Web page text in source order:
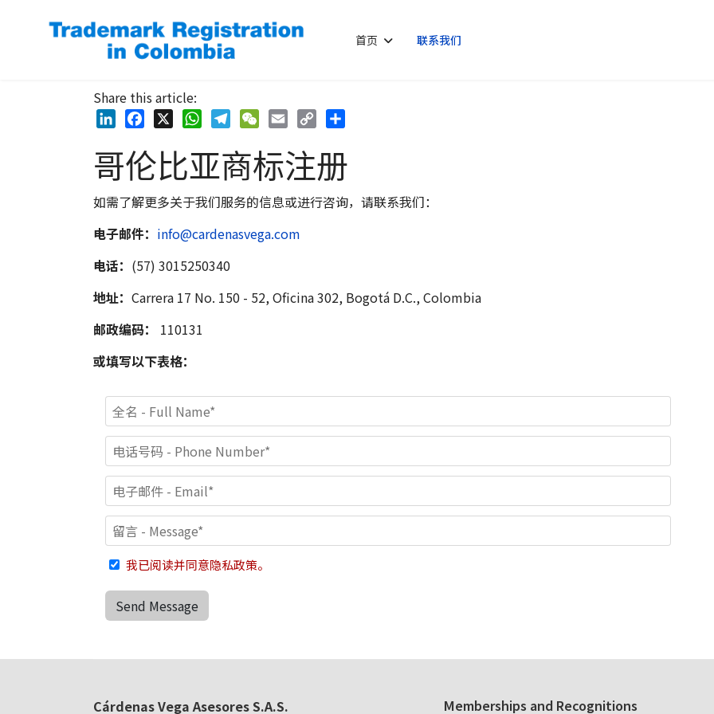
首页 联系我们
Share this article:
Link
哥伦比亚商标注册
如需了解更多关于我们服务的信息或进行咨询，请联系我们：
电子邮件： info@cardenasvega.com
电话： (57) 3015250340
地址： Carrera 17 No. 150 - 52, Oficina 302, Bogotá D.C., Colombia
邮政编码：
110131
或填写以下表格：
我已阅读并同意隐私政策。
Send Message
Cárdenas Vega Asesores S.A.S. Memberships and Recognitions